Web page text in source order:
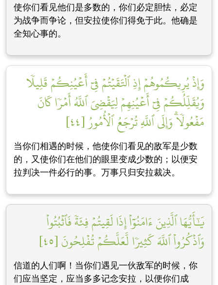
使你们看见他们是多数的，你们必定胆怯，必定
为战争而争论，但安拉使你们得免于此。他确是
全知心事的。
وَإِذۡ يُرِيكُمُوهُمۡ إِذِ ٱلۡتَقَيۡتُمۡ فِيٓ أَعۡيُنِكُمۡ قَلِيلٗا
وَيُقَلِّلُكُمۡ فِيٓ أَعۡيُنِهِمۡ لِيَقۡضِيَ ٱللَّهُ أَمۡرٗا كَانَ
مَفۡعُولٗاۗ وَإِلَى ٱللَّهِ تُرۡجَعُ ٱلۡأُمُورُ [٤٤]
当你们相遇的时候，他使你们看见的敌军是少数
的，又使你们在他们的眼里变成少数的；以便安
拉判决一件必行的事。万事只归安拉裁决。
يَٰٓأَيُّهَا ٱلَّذِينَ ءَامَنُوٓاْ إِذَا لَقِيتُمۡ فِئَةٗ فَٱثۡبُتُواْ
وَٱذۡكُرُواْ ٱللَّهَ كَثِيرٗا لَّعَلَّكُمۡ تُفۡلِحُونَ [٤٥]
信道的人们啊！当你们遇见一伙敌军的时候，你
们应当坚定，应当多多记念安拉，以便你们成